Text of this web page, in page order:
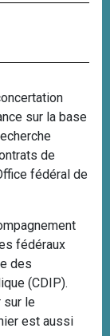
sur la base
de
fédéral de
fédéraux
des
(CDIP).
sur le
est aussi